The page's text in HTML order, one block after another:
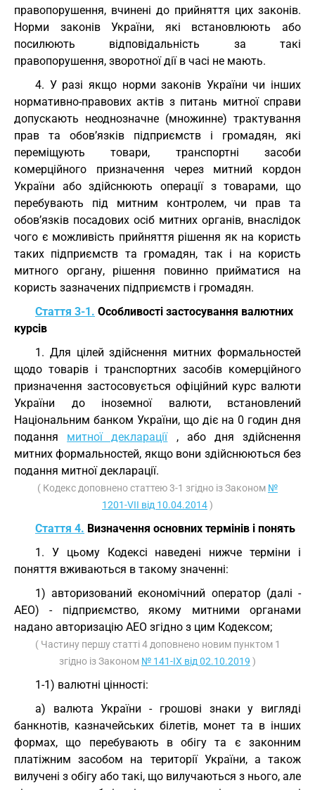
правопорушення, вчинені до прийняття цих законів.
Норми законів України, які встановлюють або
посилюють відповідальність за такі
правопорушення, зворотної дії в часі не мають.
4. У разі якщо норми законів України чи інших
нормативно-правових актів з питань митної справи
допускають неоднозначне (множинне) трактування
прав та обов’язків підприємств і громадян, які
переміщують товари, транспортні засоби
комерційного призначення через митний кордон
України або здійснюють операції з товарами, що
перебувають під митним контролем, чи прав та
обов’язків посадових осіб митних органів, внаслідок
чого є можливість прийняття рішення як на користь
таких підприємств та громадян, так і на користь
митного органу, рішення повинно прийматися на
користь зазначених підприємств і громадян.
Стаття 3-1. Особливості застосування валютних
курсів
1. Для цілей здійснення митних формальностей
щодо товарів і транспортних засобів комерційного
призначення застосовується офіційний курс валюти
України до іноземної валюти, встановлений
Національним банком України, що діє на 0 годин дня
подання митної декларації, або дня здійснення
митних формальностей, якщо вони здійснюються без
подання митної декларації.
( Кодекс доповнено статтею 3-1 згідно із Законом №
1201-VII від 10.04.2014)
Стаття 4. Визначення основних термінів і понять
1. У цьому Кодексі наведені нижче терміни і
поняття вживаються в такому значенні:
1) авторизований економічний оператор (далі -
АЕО) - підприємство, якому митними органами
надано авторизацію АЕО згідно з цим Кодексом;
( Частину першу статті 4 доповнено новим пунктом 1
згідно із Законом № 141-IX від 02.10.2019 )
1-1) валютні цінності:
а) валюта України - грошові знаки у вигляді
банкнотів, казначейських білетів, монет та в інших
формах, що перебувають в обігу та є законним
платіжним засобом на території України, а також
вилучені з обігу або такі, що вилучаються з нього, але